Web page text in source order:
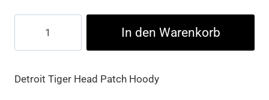
Head
Menge
In den Warenkorb
Detroit Tiger Head Patch Hoody